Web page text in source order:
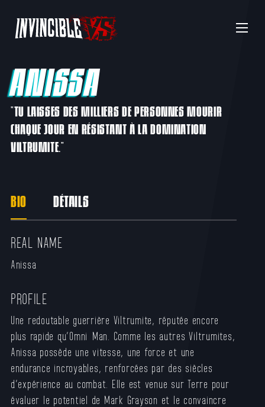
Menu
ANISSA
"TU LAISSES DES MILLIERS DE PERSONNES MOURIR
CHAQUE JOUR EN RÉSISTANT À LA DOMINATION
VILTRUMITE."
BIO DÉTAILS
REAL NAME​
Anissa
PROFILE
Une redoutable guerrière Viltrumite, réputée encore
plus rapide qu’Omni-Man. Comme les autres Viltrumites,
Anissa possède une vitesse, une force et une
endurance incroyables, renforcées par des siècles
d’expérience au combat. Elle est venue sur Terre pour
évaluer le potentiel de Mark Grayson et le convaincre